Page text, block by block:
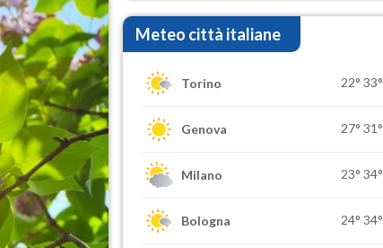
Meteo città italiane
Torino 22° 33°
Genova 27° 31°
Milano 23° 34°
Bologna 24° 34°